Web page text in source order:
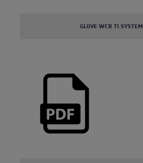
GLOVE WCR TI SYSTEM